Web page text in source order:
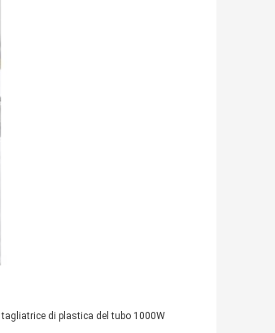
tagliatrice di plastica del tubo 1000W